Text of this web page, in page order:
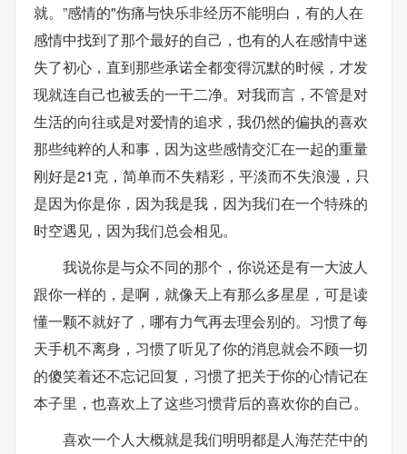
就。”感情的"伤痛与快乐非经历不能明白，有的人在
感情中找到了那个最好的自己，也有的人在感情中迷
失了初心，直到那些承诺全都变得沉默的时候，才发
现就连自己也被丢的一干二净。对我而言，不管是对
生活的向往或是对爱情的追求，我仍然的偏执的喜欢
那些纯粹的人和事，因为这些感情交汇在一起的重量
刚好是21克，简单而不失精彩，平淡而不失浪漫，只
是因为你是你，因为我是我，因为我们在一个特殊的
时空遇见，因为我们总会相见。
我说你是与众不同的那个，你说还是有一大波人
跟你一样的，是啊，就像天上有那么多星星，可是读
懂一颗不就好了，哪有力气再去理会别的。习惯了每
天手机不离身，习惯了听见了你的消息就会不顾一切
的傻笑着还不忘记回复，习惯了把关于你的心情记在
本子里，也喜欢上了这些习惯背后的喜欢你的自己。
喜欢一个人大概就是我们明明都是人海茫茫中的